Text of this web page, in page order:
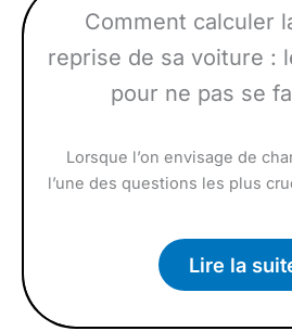
Comment calculer
reprise de sa voiture :
pour ne pas se
Lorsque l’on envisage de
l’une des questions les plus
Lire la